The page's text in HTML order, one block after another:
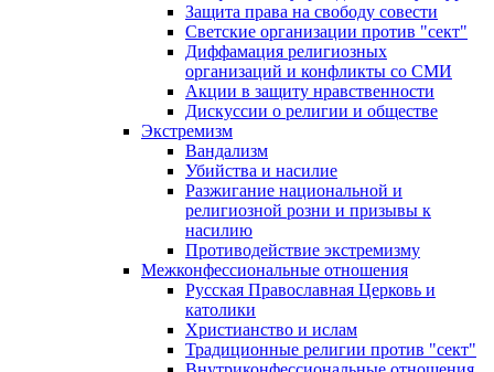
Защита права на свободу совести
Светские организации против "сект"
Диффамация религиозных
организаций и конфликты со СМИ
Акции в защиту нравственности
Дискуссии о религии и обществе
Экстремизм
Вандализм
Убийства и насилие
Разжигание национальной и
религиозной розни и призывы к
насилию
Противодействие экстремизму
Межконфессиональные отношения
Русская Православная Церковь и
католики
Христианство и ислам
Традиционные религии против "сект"